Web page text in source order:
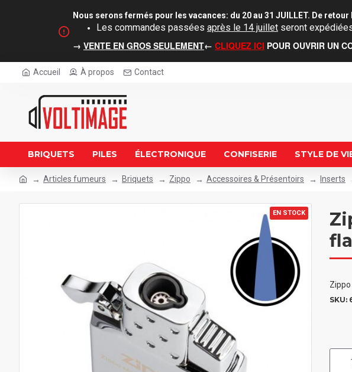
Nous serons fermés pour les vacances: du 20 au 31 JUILLET. De retour
Les commandes passées après le 14 juillet seront
→ VENTE EN GROS SEULEMENT← CLIQUEZ ICI POUR OUVRIR UN
Accueil À propos Contact
BRIQUETS PILES ÉLECTRONIQUE CONFISERIE STYLE DE
Articles fumeurs Briquets Zippo Accessoires & Présentoirs Inserts
EN STOCK
Zippo
SKU: